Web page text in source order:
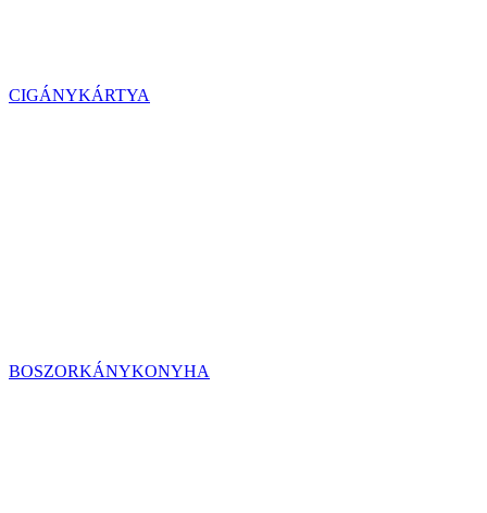
CIGÁNYKÁRTYA
BOSZORKÁNYKONYHA